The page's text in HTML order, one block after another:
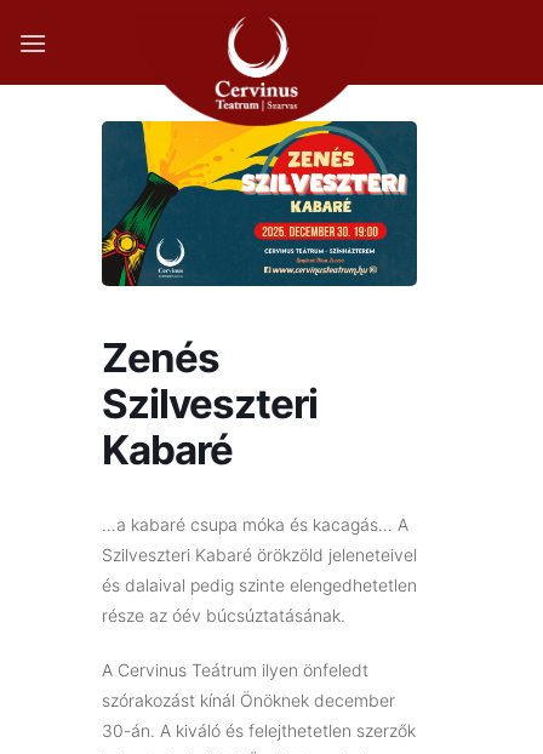
Zenés
Szilveszteri
Kabaré
…a kabaré csupa móka és kacagás… A
Szilveszteri Kabaré örökzöld jeleneteivel
és dalaival pedig szinte elengedhetetlen
része az óév búcsúztatásának.
A Cervinus Teátrum ilyen önfeledt
szórakozást kínál Önöknek december
30-án. A kiváló és felejthetetlen szerzők